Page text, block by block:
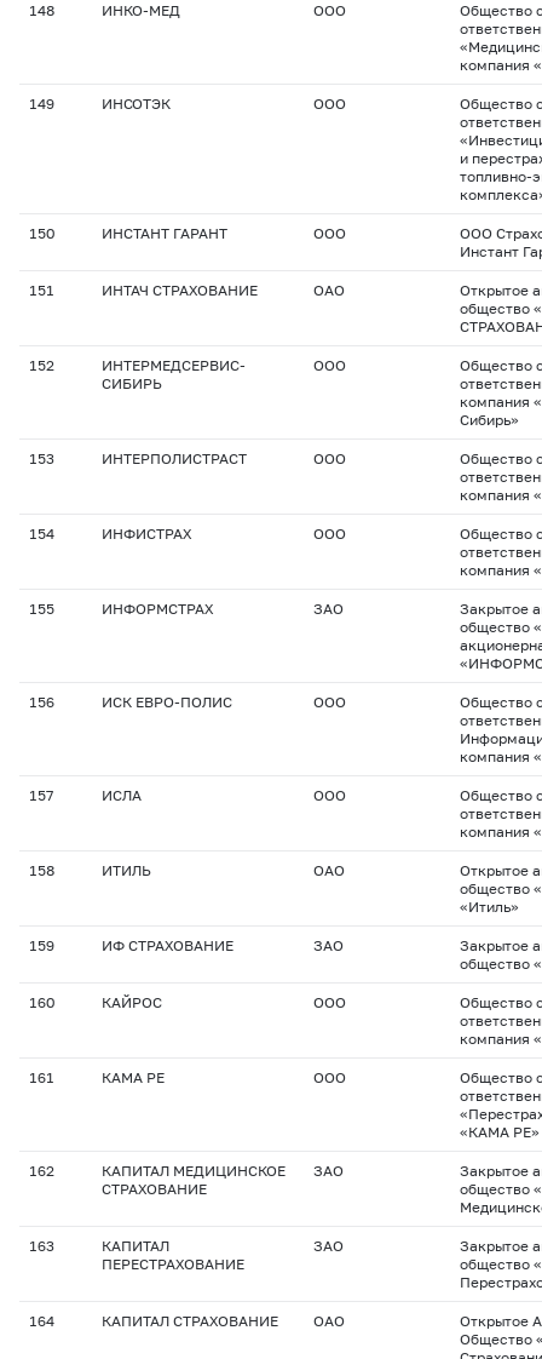
148 ИНКО-МЕД ООО
Общество
компания
149 ИНСОТЭК ООО
Общество
и
топливно-
150 ИНСТАНТ ГАРАНТ ООО
ООО
Инстант
151 ИНТАЧ СТРАХОВАНИЕ ОАО
Открытое
общество
152
ИНТЕРМЕДСЕРВИС-
СИБИРЬ
ООО
Общество
компания
Сибирь»
153 ИНТЕРПОЛИСТРАСТ ООО
Общество
компания
154 ИНФИСТРАХ ООО
Общество
компания
155 ИНФОРМСТРАХ ЗАО
Закрытое
общество
156 ИСК ЕВРО-ПОЛИС ООО
Общество
компания
157 ИСЛА ООО
Общество
компания
158 ИТИЛЬ ОАО
Открытое
общество
«Итиль»
159 ИФ СТРАХОВАНИЕ ЗАО
Закрытое
общество
160 КАЙРОС ООО
Общество
компания
161 КАМА РЕ ООО
Общество
«КАМА РЕ»
162
КАПИТАЛ МЕДИЦИНСКОЕ
СТРАХОВАНИЕ
ЗАО
Закрытое
общество
163
КАПИТАЛ
ПЕРЕСТРАХОВАНИЕ
ЗАО
Закрытое
общество
164 КАПИТАЛ СТРАХОВАНИЕ ОАО
Открытое
Общество